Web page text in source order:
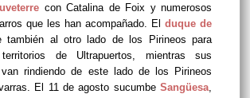
con Catalina de Foix y numerosos
que les han acompañado. El duque de
también al otro lado de los Pirineos para
de Ultrapuertos, mientras sus
van rindiendo de este lado de los Pirineos
El 11 de agosto sucumbe Sangüesa